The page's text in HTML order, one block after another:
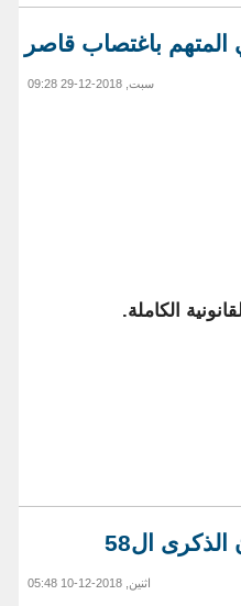
المتهم باغتصاب قاصر
سبت, 2018-12-29 09:28
الكاملة.
الطلاب الموريتانيون في أوكرانيا يخلدون الذكرى ال58
اثنين, 2018-12-10 05:48